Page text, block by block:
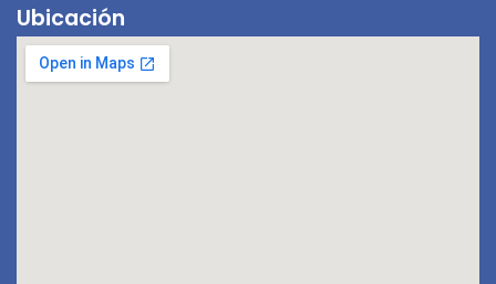
Ubicación